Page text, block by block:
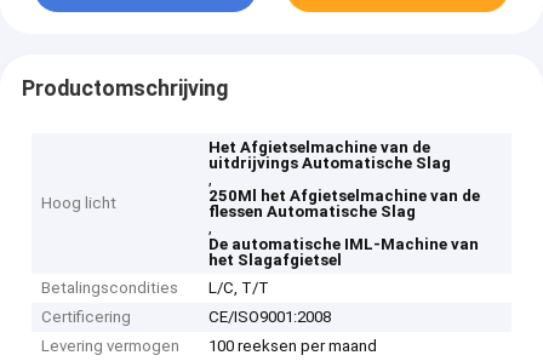
Productomschrijving
Hoog licht
Het Afgietselmachine van de
uitdrijvings Automatische Slag
,
250Ml het Afgietselmachine van de
flessen Automatische Slag
,
De automatische IML-Machine van
het Slagafgietsel
Betalingscondities
L/C, T/T
Certificering
CE/ISO9001:2008
Levering vermogen
100 reeksen per maand